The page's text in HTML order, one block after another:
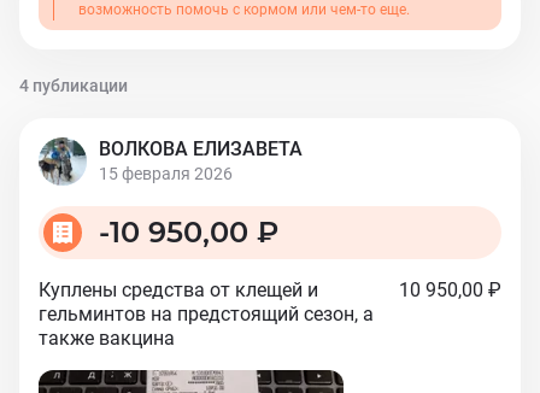
возможность помочь с кормом или чем-то еще.
4 публикации
ВОЛКОВА ЕЛИЗАВЕТА
15 февраля 2026
-10 950,00 ₽
Куплены средства от клещей и
гельминтов на предстоящий сезон, а
также вакцина
10 950,00 ₽